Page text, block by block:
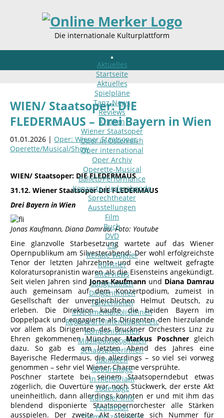
Die internationale Kulturplattform
Aktuelles
Startseite
Aktuelles
Spielpläne
Tanz-News
Reviews
Kritiken
Wiener Staatsoper
Oper in Österreich
Oper international
Oper Archiv
Operette-Musical
Ballett/Performance
Konzerte-Liederabende
Sprechtheater
Ausstellungen
Film
Buch
DVD
CD
Renate Wagner
Künstler
Interviews
SängerInnen
DirigentInnen
TänzerInnen
InstrumentalsolistInnen
Regisseure/Intendanten-etc
KomponistInnen
MusikpädagogInnen
SchauspielerInnen
Jubilaeen
Geburtstage
In memoriam
Todestage
Künstler-Info
Feuilleton
WIEN/ Staatsoper: DIE
FLEDERMAUS – Drei Bayern in Wien
01.01.2026 | Oper: Wiener Staatsoper,
Operette/Musical/Show
WIEN/ Staatsoper: DIE FLEDERMAUS
31.12. Wiener Staatsoper DIE FLEDERMAUS
Drei Bayern in Wien
Jonas Kaufmann, Diana Damrau. Foto: Youtube
Eine glanzvolle Starbesetzung wartete auf das Wiener
Opernpublikum am Silvesterabend: Der wohl erfolgreichste
Tenor der letzten Jahrzehnte und eine weltweit gefragte
Koloratursopranistin waren als die Eisensteins angekündigt.
Seit vielen Jahren sind Jonas Kaufmann und Diana Damrau
auch gemeinsam auf dem Konzertpodium, zumeist in
Gesellschaft der unvergleichlichen Helmut Deutsch, zu
erleben. Die Direktion kaufte die beiden Bayern im
Doppelpack und engagierte als Dirigenten den hierzulande
vor allem als Dirigenten des Bruckner Orchesters Linz zu
Ehren gekommenen MünchnerMarkus Poschner gleich
dazu. So gab es am letzten Abend des Jahres eine
Bayerische Fledermaus, die allerdings – so viel sei vorweg
genommen – sehr viel Wiener Charme versprühte.
Poschner startete bei seinem Staatsoperndebut etwas
zögerlich, die Ouvertüre war noch Stückwerk, der erste Akt
uneinheitlich, dann allerdings konnten er und mit ihm das
blendend disponierte Staatsopernorchester alle Stärken
ausspielen. Der zweite Akt steigerte sich Nummer für